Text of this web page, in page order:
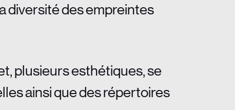
diversité des empreintes
plusieurs esthétiques, se
ainsi que des répertoires